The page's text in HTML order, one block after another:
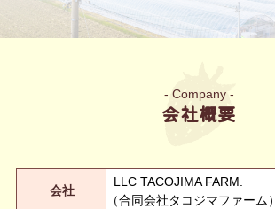
会社概要
会社
LLC TACOJIMA FARM.
（合同会社タコジマファーム）